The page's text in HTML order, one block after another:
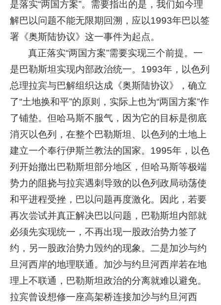
是落实“两国方案”。需要指出的是，我们如今理
解巴以问题不能无限期回溯，应以1993年巴以签
署《奥斯陆协议》这一事件为起点。
真正落实“两国方案”需要实现三个前提。一
是巴勒斯坦实现内部政治统一。1993年，以色列
总理拉宾与巴解组织达成《奥斯陆协议》，确立
了“土地换和平”的原则，实际上也为“两国方案”作
了铺垫。但哈马斯不服气，因为它的目标是彻底
消灭以色列，在整个巴勒斯坦、以色列的土地上
建立一个奉行伊斯兰教法的国家。1995年，以色
列开始撤出巴勒斯坦部分地区，但哈马斯等极端
势力的阻挠与拉宾遇刺导致的以色列政局动荡使
和平进程受挫，巴以问题再度激化。因此，若要
再次尝试并真正解决巴以问题，巴勒斯坦内部就
必须先实现统一，不再出现一股政治势力签了
约，另一股政治势力毁约的现象。二是加沙与约
旦河西岸的地理联通。加沙与约旦河西岸若在地
理上不联通，巴勒斯坦政治的分离就难以避免。
拉宾曾设想修一座高架桥连接加沙与约旦河西